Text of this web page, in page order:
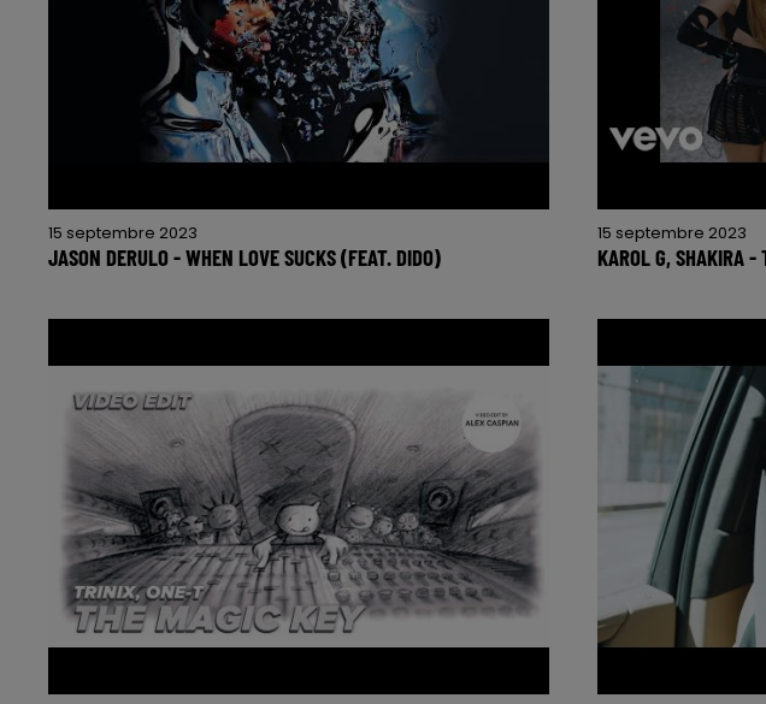
15 septembre 2023
JASON DERULO - WHEN LOVE SUCKS (FEAT. DIDO)
15 septembre 2023
KAROL G, SHAKIRA -